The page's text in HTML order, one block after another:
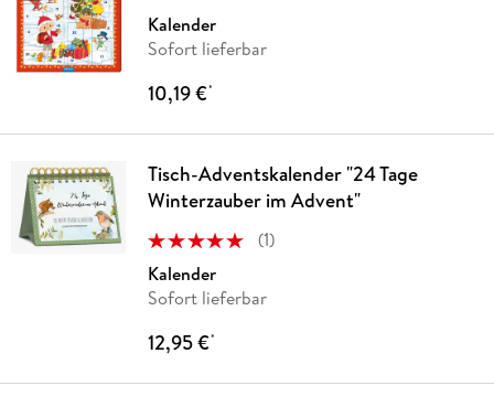
Kalender
Sofort lieferbar
10,19 €*
Tisch-Adventskalender "24 Tage
Winterzauber im Advent"
(1)
Kalender
Sofort lieferbar
12,95 €*